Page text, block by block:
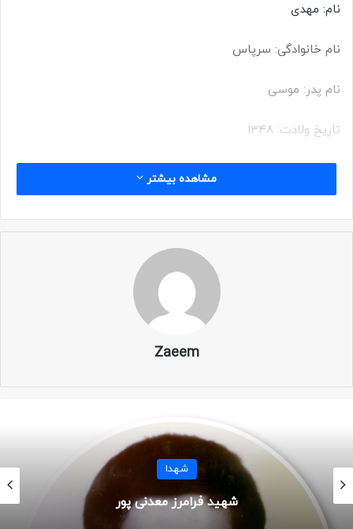
نام: مهدی
نام خانوادگی: سرپاس
نام پدر: موسی
تاریخ ولادت: ۱۳۴۸
تاریخ شهادت: ۱۹ دی ۱۳۶۵
تصاویر
مشاهده بیشتر
Zaeem
شهدا
شهید فرامرز معدنی پور